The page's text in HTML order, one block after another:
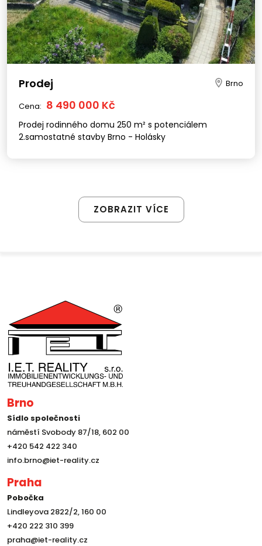
Prodej Brno
Cena: 8 490 000 Kč
Prodej rodinného domu 250 m² s potenciálem
2.samostatné stavby Brno - Holásky
ZOBRAZIT VÍCE
Brno
Sídlo společnosti
náměstí Svobody 87/18, 602 00
+420 542 422 340
info.brno@iet-reality.cz
Praha
Pobočka
Lindleyova 2822/2, 160 00
+420 222 310 399
praha@iet-reality.cz